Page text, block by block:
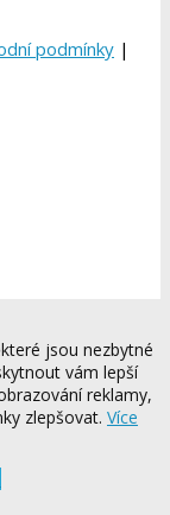
podmínky |
jsou nezbytné
vám lepší
reklamy,
zlepšovat. Více